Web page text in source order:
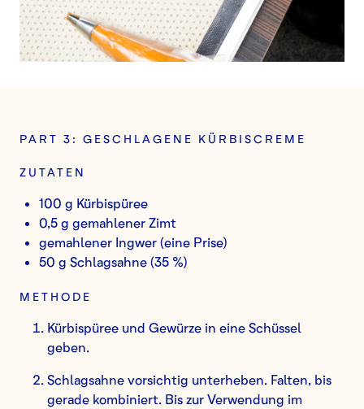
PART 3: GESCHLAGENE KÜRBISCREME
ZUTATEN
100 g Kürbispüree
0,5 g gemahlener Zimt
gemahlener Ingwer (eine Prise)
50 g Schlagsahne (35 %)
METHODE
Kürbispüree und Gewürze in eine Schüssel
geben.
Schlagsahne vorsichtig unterheben. Falten, bis
gerade kombiniert. Bis zur Verwendung im